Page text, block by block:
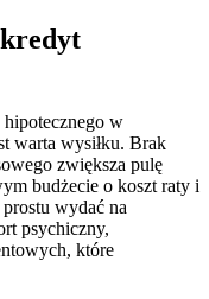
kredyt
hipotecznego w
warta wysiłku. Brak
zwiększa pulę
budżecie o koszt raty i
wydać na
psychiczny,
które